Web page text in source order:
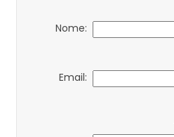
Nome:
Email: